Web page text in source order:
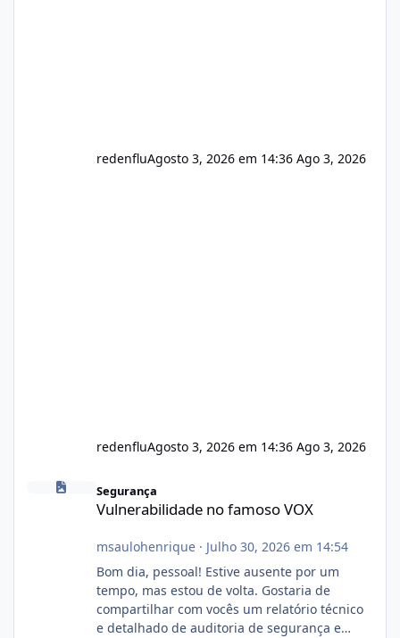
redenfluAgosto 3, 2026 em 14:36 Ago 3, 2026
redenfluAgosto 3, 2026 em 14:36 Ago 3, 2026
Vulnerabilidade no famoso VOX
Segurança
Vulnerabilidade no famoso VOX
msaulohenrique· Julho 30, 2026 em 14:54
Bom dia, pessoal! Estive ausente por um
tempo, mas estou de volta. Gostaria de
compartilhar com vocês um relatório técnico
e detalhado de auditoria de segurança e